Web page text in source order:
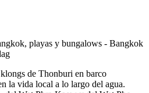
de Thonburi en barco
la vida local a lo largo del agua.